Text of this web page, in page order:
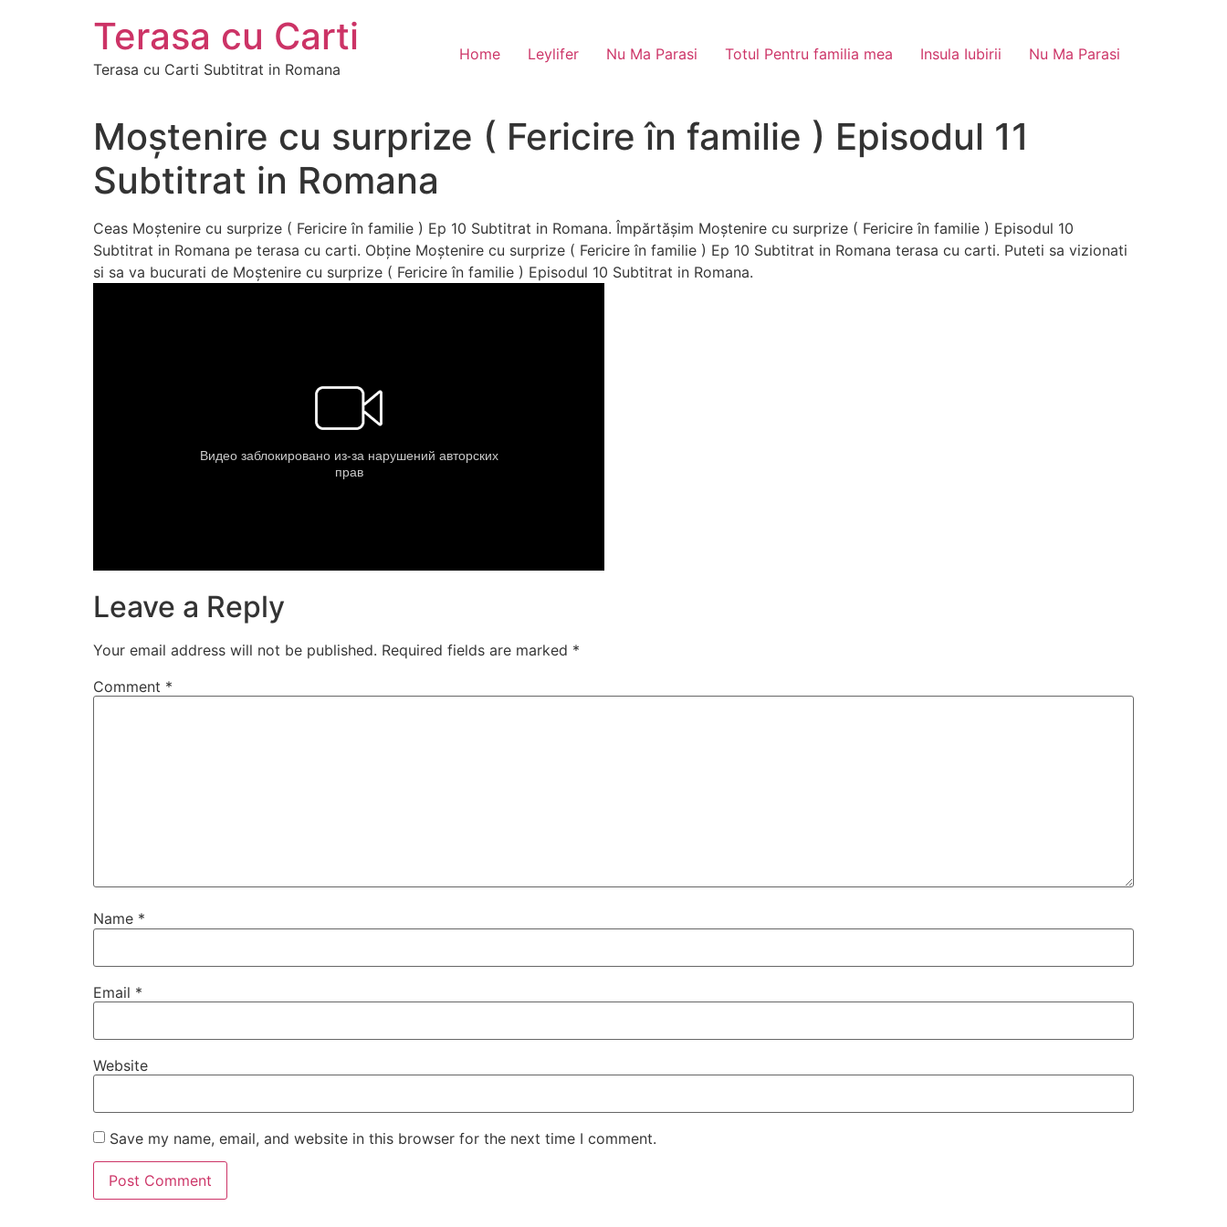
Terasa cu Carti
Terasa cu Carti Subtitrat in Romana
Home Leylifer Nu Ma Parasi Totul Pentru familia mea Insula Iubirii Nu Ma Parasi
Moștenire cu surprize ( Fericire în familie ) Episodul 11
Subtitrat in Romana
Ceas Moștenire cu surprize ( Fericire în familie ) Ep 10 Subtitrat in Romana. Împărtășim Moștenire cu surprize ( Fericire în familie ) Episodul 10
Subtitrat in Romana pe terasa cu carti. Obține Moștenire cu surprize ( Fericire în familie ) Ep 10 Subtitrat in Romana terasa cu carti. Puteti sa vizionati
si sa va bucurati de Moștenire cu surprize ( Fericire în familie ) Episodul 10 Subtitrat in Romana.
Leave a Reply
Your email address will not be published. Required fields are marked *
Comment *
Name *
Email *
Website
Save my name, email, and website in this browser for the next time I comment.